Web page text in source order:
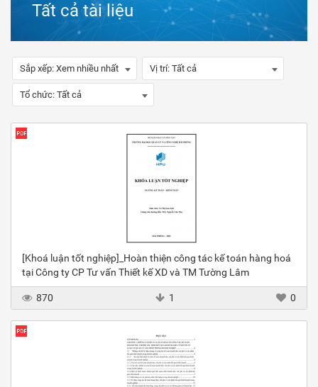
Tất cả tài liệu
Sắp xếp: Xem nhiều nhất Vị trí: Tất cả
Tổ chức: Tất cả
[Khoá luận tốt nghiệp]_Hoàn thiện công tác kế toán hàng hoá
tại Công ty CP Tư vấn Thiết kế XD và TM Tường Lâm
870 1 0